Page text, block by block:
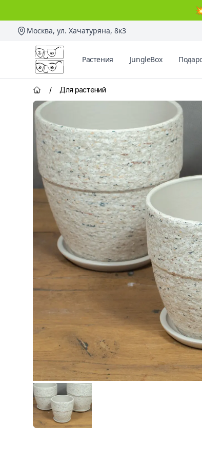
Москва, ул. Хачатуряна, 8к3
Два Ботаника
Растения JungleBox
Главная страница
/ Для растений